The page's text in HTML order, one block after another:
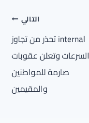
التالي
internal تحذر من تجاوز
السرعات وتعلن عقوبات
صارمة للمواطنين
والمقيمين